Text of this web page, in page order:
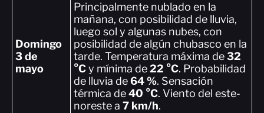
Domingo
3 de
mayo
Principalmente nublado en la
mañana, con posibilidad de lluvia,
luego sol y algunas nubes, con
posibilidad de algún chubasco en la
tarde. Temperatura máxima de32
°Cy mínima de22 °C. Probabilidad
de lluvia de64 %. Sensación
térmica de40 °C. Viento del este-
noreste a 7 km/h.